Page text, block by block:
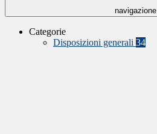
navigazione
Categorie
Disposizioni generali 34